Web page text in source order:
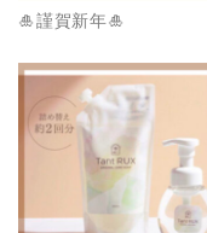
🎍謹賀新年🎍